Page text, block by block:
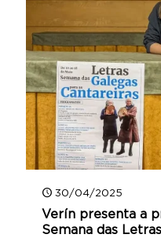
30/04/2025
Verín presenta a
Semana das